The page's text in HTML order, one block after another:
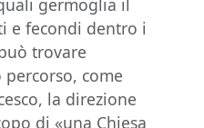
germoglia il
e fecondi dentro i
trovare
come
la direzione
di «una Chiesa